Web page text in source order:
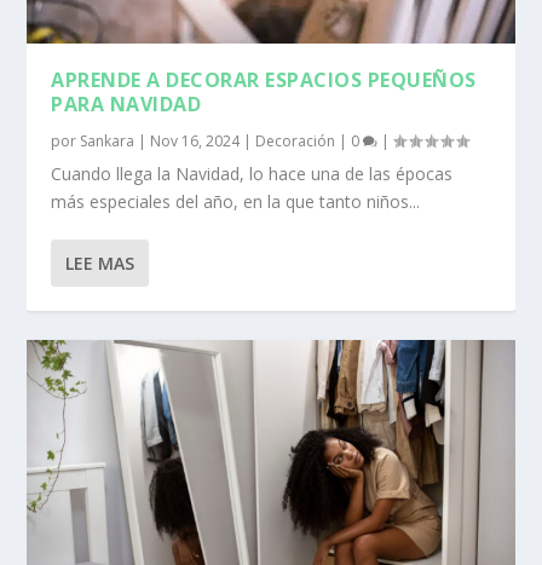
APRENDE A DECORAR ESPACIOS PEQUEÑOS
PARA NAVIDAD
por Sankara | Nov 16, 2024| Decoración | 0 |
Cuando llega la Navidad, lo hace una de las épocas
más especiales del año, en la que tanto niños...
LEE MAS